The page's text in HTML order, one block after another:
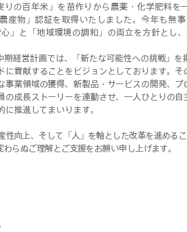
の百年米」を苗作りから農薬・化学肥料
産物」認証を取得いたしました。今年も
」と「地域環境の調和」の両立を方針とし
経営計画では、「新たな可能性への挑戦」
に貢献することをビジョンとしております。
事業領域の獲得、新製品・サービスの開発、
の成長ストーリーを連動させ、一人ひとりの
推進してまいります。
向上、そして「人」を軸とした改革を進める
らぬご理解とご支援をお願い申し上げます。